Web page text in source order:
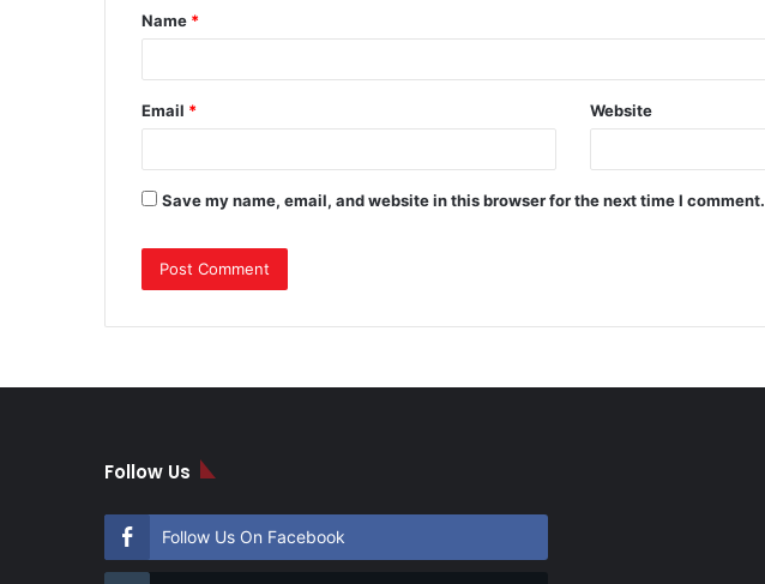
*
Name *
Email * Website
Save my name, email, and website in this browser for the next time I comment.
Follow Us
Follow Us On Facebook